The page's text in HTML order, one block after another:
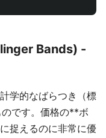
Bands) -
学的なばらつき（標
です。価格の**ボ
捉えるのに非常に優